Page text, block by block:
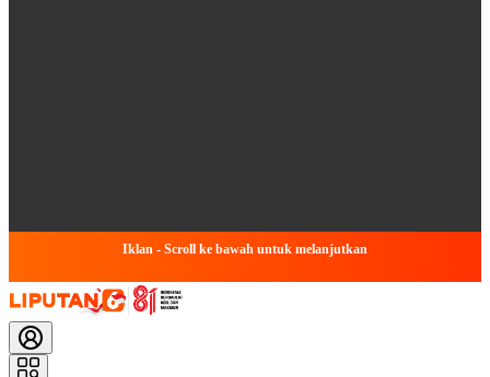
Iklan - Scroll ke bawah untuk melanjutkan